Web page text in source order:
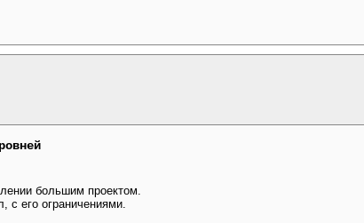
большим проектом.
с его ограничениями.